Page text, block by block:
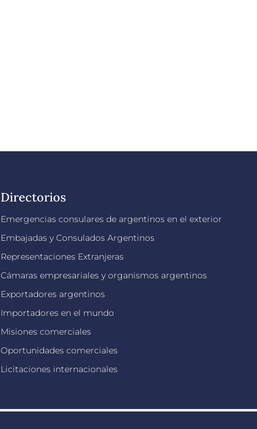
Directorios
Emergencias consulares de argentinos en el exterior
Embajadas y Consulados Argentinos
Representaciones Extranjeras
Cámaras empresariales y organismos argentinos
Exportadores argentinos
Importadores en el mundo
Misiones comerciales
Oportunidades comerciales
Licitaciones internacionales